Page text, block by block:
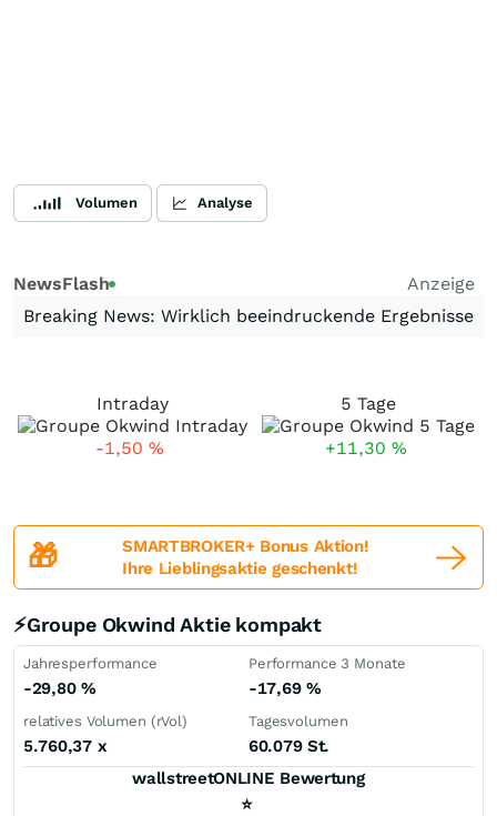
Volumen Analyse
NewsFlash
Anzeige
Breaking News: Wirklich beeindruckende Ergebnisse
Intraday
-1,50 %
5 Tage
+11,30 %
🎁
SMARTBROKER+ Bonus Aktion!
Ihre Lieblingsaktie geschenkt!
⚡Groupe Okwind Aktie kompakt
Jahresperformance
-29,80 %
Performance 3 Monate
-17,69 %
relatives Volumen (rVol)
5.760,37 x
Tagesvolumen
60.079 St.
wallstreetONLINE Bewertung
⭐